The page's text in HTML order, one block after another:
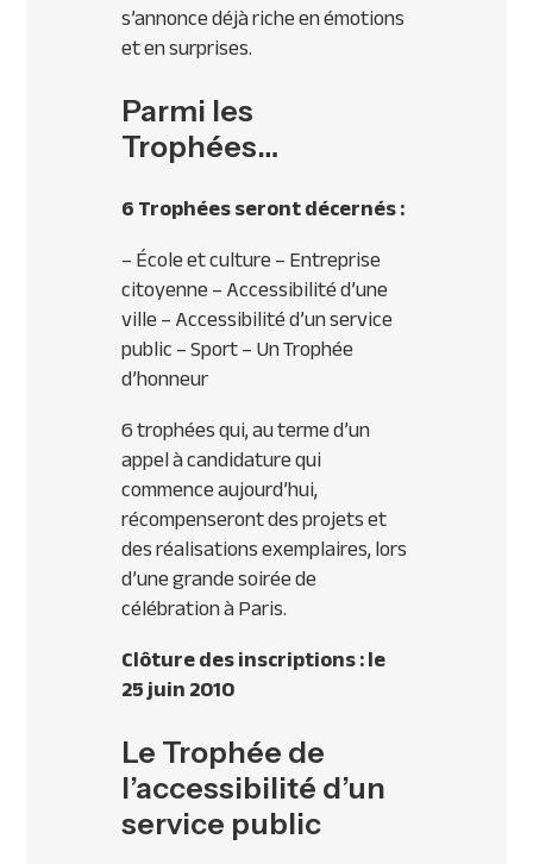
s’annonce déjà riche en émotions
et en surprises.
Parmi les
Trophées…
6 Trophées seront décernés :
– École et culture – Entreprise
citoyenne – Accessibilité d’une
ville – Accessibilité d’un service
public – Sport – Un Trophée
d’honneur
6 trophées qui, au terme d’un
appel à candidature qui
commence aujourd’hui,
récompenseront des projets et
des réalisations exemplaires, lors
d’une grande soirée de
célébration à Paris.
Clôture des inscriptions : le
25 juin 2010
Le Trophée de
l’accessibilité d’un
service public